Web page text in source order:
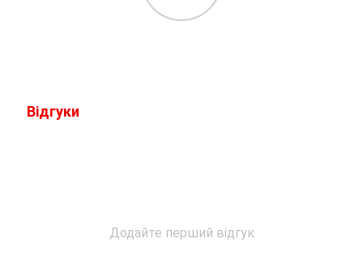
Відгуки
Додайте перший відгук